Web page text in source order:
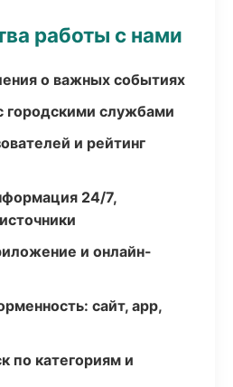
работы с нами
о важных событиях
городскими службами
и рейтинг
24/7,
и онлайн-
сайт, app,
по категориям и